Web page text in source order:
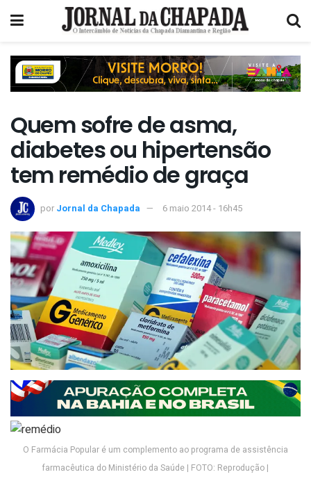
Quem sofre de asma,
diabetes ou hipertensão
tem remédio de graça
por Jornal da Chapada 6 maio 2014 - 16h45
O Farmácia Popular é um complemento ao programa de assistência
farmacêutica do Ministério da Saúde | FOTO: Reprodução |